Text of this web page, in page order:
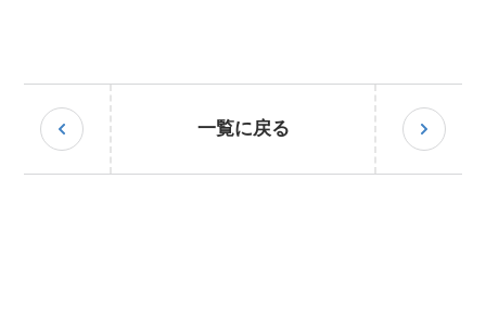
一覧に戻る